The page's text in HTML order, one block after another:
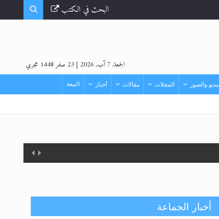
البحث في الكتب
الجمعة, 7 آب, 2026 | 23 صفر 1448 هجري
والصور المجلات مقالات أخبار البيعة
أخبار الجماعة